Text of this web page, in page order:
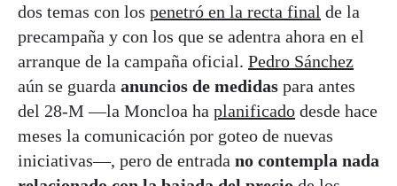
dos temas con los penetró en la recta final de la
precampaña y con los que se adentra ahora en el
arranque de la campaña oficial. Pedro Sánchez
aún se guarda anuncios de medidas para antes
del 28-M —la Moncloa ha planificado desde hace
meses la comunicación por goteo de nuevas
iniciativas—, pero de entrada no contempla nada